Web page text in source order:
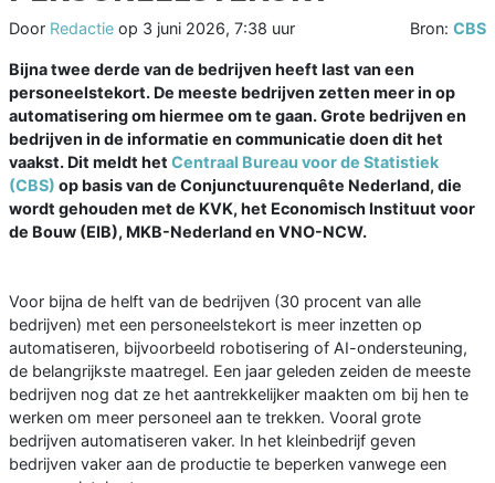
Door Redactie op 3 juni 2026, 7:38 uur Bron: CBS
Bijna twee derde van de bedrijven heeft last van een
personeelstekort. De meeste bedrijven zetten meer in op
automatisering om hiermee om te gaan. Grote bedrijven en
bedrijven in de informatie en communicatie doen dit het
vaakst. Dit meldt het Centraal Bureau voor de Statistiek
(CBS) op basis van de Conjunctuurenquête Nederland, die
wordt gehouden met de KVK, het Economisch Instituut voor
de Bouw (EIB), MKB-Nederland en VNO-NCW.
Voor bijna de helft van de bedrijven (30 procent van alle
bedrijven) met een personeelstekort is meer inzetten op
automatiseren, bijvoorbeeld robotisering of AI-ondersteuning,
de belangrijkste maatregel. Een jaar geleden zeiden de meeste
bedrijven nog dat ze het aantrekkelijker maakten om bij hen te
werken om meer personeel aan te trekken. Vooral grote
bedrijven automatiseren vaker. In het kleinbedrijf geven
bedrijven vaker aan de productie te beperken vanwege een